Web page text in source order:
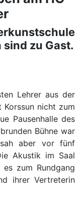
zu Gast.
Lehrer aus der
Korssun nicht zum
Pausenhalle des
Bühne war
aber vor fünf
Akustik im Saal
zum Rundgang
ihrer Vertreterin